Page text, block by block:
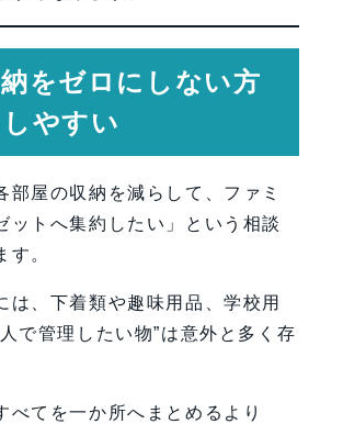
をゼロにしない方
やすい
部屋の収納を減らして、ファミ
ットへ集約したい」という相談
す。
は、下着類や趣味用品、学校用
で管理したい物”は意外と多く存
べてを一か所へまとめるより